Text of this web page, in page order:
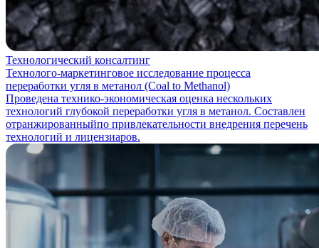
Технологический консалтинг
Технолого-маркетинговое исследование процесса
переработки угля в метанол (Coal to Methanol)
Проведена технико-экономическая оценка нескольких
технологий глубокой переработки угля в метанол. Составлен
отранжированныйпо привлекательности внедрения перечень
технологий и лицензиаров.